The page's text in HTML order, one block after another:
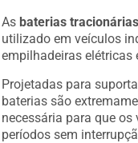
As baterias tracionárias
utilizado em veículos
empilhadeiras elétricas
Projetadas para
baterias são
necessária para que
períodos sem